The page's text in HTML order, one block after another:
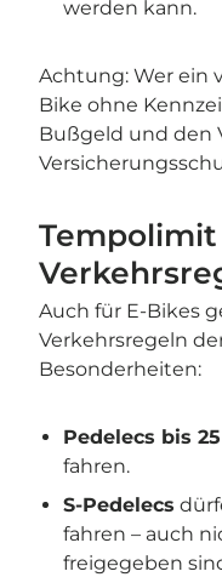
werden kann.
Achtung: Wer ein
Bike ohne
Bußgeld und den
Auch für E-Bikes
Verkehrsregeln
Besonderheiten:
Pedelecs bis
fahren.
S-Pedelecs
fahren – auch
freigegeben